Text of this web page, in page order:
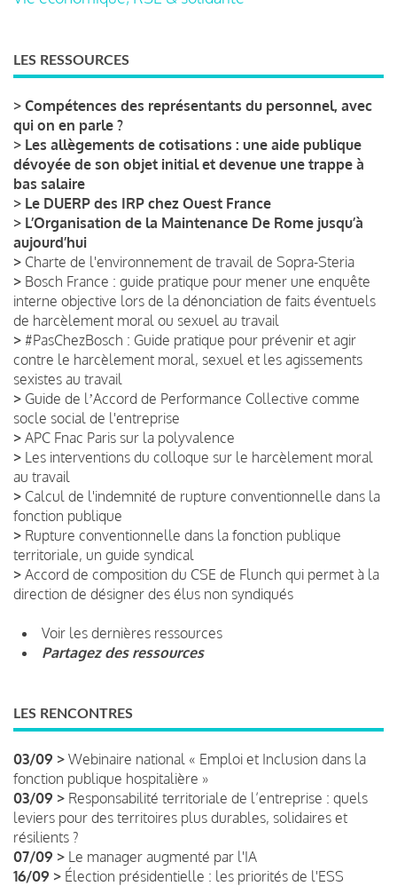
LES RESSOURCES
> Compétences des représentants du personnel, avec
qui on en parle ?
> Les allègements de cotisations : une aide publique
dévoyée de son objet initial et devenue une trappe à
bas salaire
> Le DUERP des IRP chez Ouest France
> L’Organisation de la Maintenance De Rome jusqu’à
aujourd’hui
> Charte de l'environnement de travail de Sopra-Steria
> Bosch France : guide pratique pour mener une enquête
interne objective lors de la dénonciation de faits éventuels
de harcèlement moral ou sexuel au travail
> #PasChezBosch : Guide pratique pour prévenir et agir
contre le harcèlement moral, sexuel et les agissements
sexistes au travail
> Guide de lʼAccord de Performance Collective comme
socle social de l'entreprise
> APC Fnac Paris sur la polyvalence
> Les interventions du colloque sur le harcèlement moral
au travail
> Calcul de l'indemnité de rupture conventionnelle dans la
fonction publique
> Rupture conventionnelle dans la fonction publique
territoriale, un guide syndical
> Accord de composition du CSE de Flunch qui permet à la
direction de désigner des élus non syndiqués
Voir les dernières ressources
Partagez des ressources
LES RENCONTRES
03/09 > Webinaire national « Emploi et Inclusion dans la
fonction publique hospitalière »
03/09 > Responsabilité territoriale de l’entreprise : quels
leviers pour des territoires plus durables, solidaires et
résilients ?
07/09 > Le manager augmenté par l'IA
16/09 > Élection présidentielle : les priorités de l'ESS